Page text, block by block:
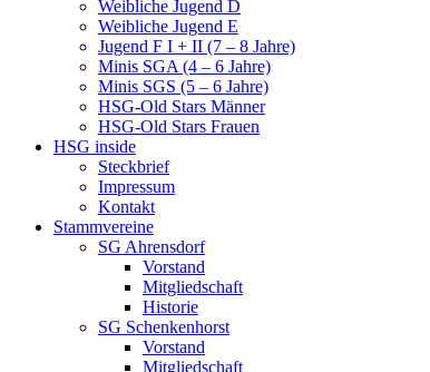
Weibliche Jugend D
Weibliche Jugend E
Jugend F I + II (7 – 8 Jahre)
Minis SGA (4 – 6 Jahre)
Minis SGS (5 – 6 Jahre)
HSG-Old Stars Männer
HSG-Old Stars Frauen
HSG inside
Steckbrief
Impressum
Kontakt
Stammvereine
SG Ahrensdorf
Vorstand
Mitgliedschaft
Historie
SG Schenkenhorst
Vorstand
Mitgliedschaft